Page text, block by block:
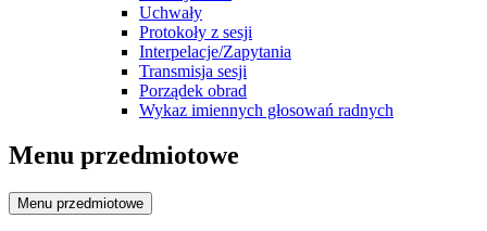
Uchwały
Protokoły z sesji
Interpelacje/Zapytania
Transmisja sesji
Porządek obrad
Wykaz imiennych głosowań radnych
Menu przedmiotowe
Menu przedmiotowe